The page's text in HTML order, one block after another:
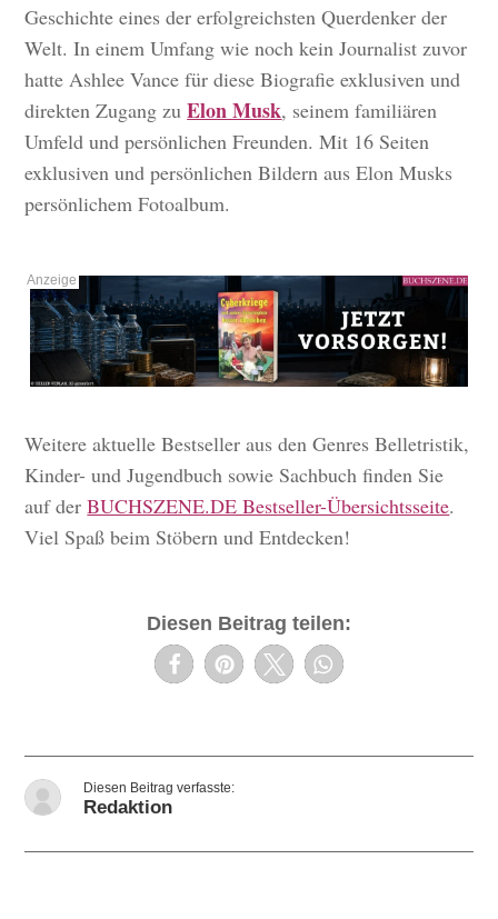
Geschichte eines der erfolgreichsten Querdenker der
Welt. In einem Umfang wie noch kein Journalist zuvor
hatte Ashlee Vance für diese Biografie exklusiven und
direkten Zugang zuElon Musk, seinem familiären
Umfeld und persönlichen Freunden. Mit 16 Seiten
exklusiven und persönlichen Bildern aus Elon Musks
persönlichem Fotoalbum.
Weitere aktuelle Bestseller aus den Genres Belletristik,
Kinder- und Jugendbuch sowie Sachbuch finden Sie
auf derBUCHSZENE.DE Bestseller-Übersichtsseite.
Viel Spaß beim Stöbern und Entdecken!
Diesen Beitrag teilen:
Redaktion